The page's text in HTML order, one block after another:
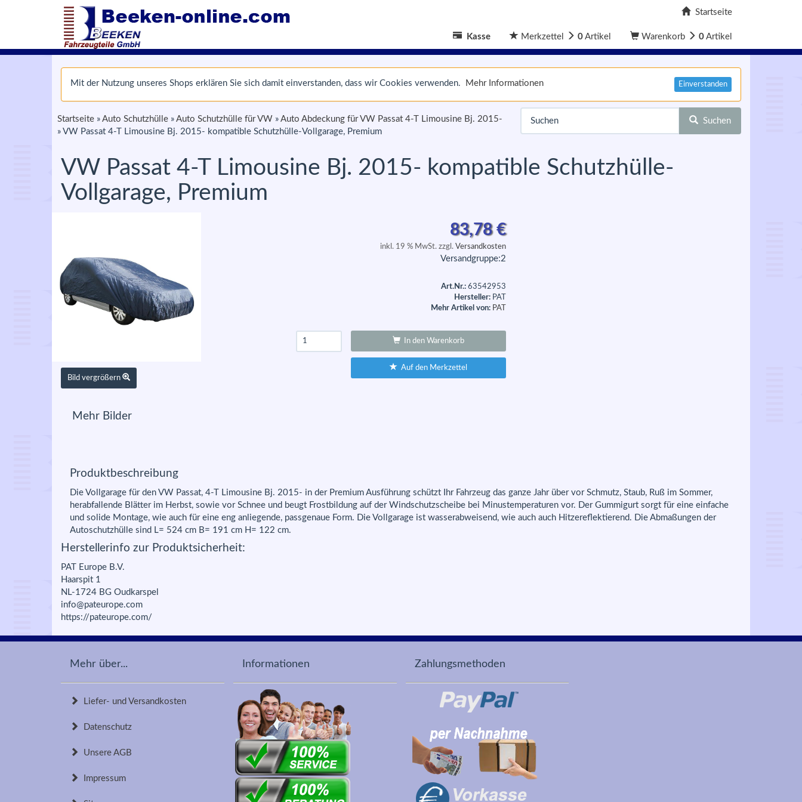
Startseite
Kasse Merkzettel 0 Artikel Warenkorb 0 Artikel
Mit der Nutzung unseres Shops erklären Sie sich damit einverstanden, dass wir Cookies verwenden. Mehr Informationen Einverstanden
Startseite » Auto Schutzhülle » Auto Schutzhülle für VW » Auto Abdeckung für VW Passat 4-T Limousine Bj. 2015-
» VW Passat 4-T Limousine Bj. 2015- kompatible Schutzhülle-Vollgarage, Premium
Suchen
VW Passat 4-T Limousine Bj. 2015- kompatible Schutzhülle-
Vollgarage, Premium
Bild vergrößern
83,78€
inkl. 19 % MwSt. zzgl. Versandkosten
Versandgruppe:2
Art.Nr.: 63542953
Hersteller: PAT
Mehr Artikel von: PAT
In den Warenkorb
Auf den Merkzettel
Mehr Bilder
Produktbeschreibung
Die Vollgarage für den VW Passat, 4-T Limousine Bj. 2015- in der Premium Ausführung schützt Ihr Fahrzeug das ganze Jahr über vor Schmutz, Staub, Ruß im Sommer,
herabfallende Blätter im Herbst, sowie vor Schnee und beugt Frostbildung auf der Windschutzscheibe bei Minustemperaturen vor. Der Gummigurt sorgt für eine einfache
und solide Montage, wie auch für eine eng anliegende, passgenaue Form. Die Vollgarage ist wasserabweisend, wie auch auch Hitzereflektierend. Die Abmaßungen der
Autoschutzhülle sind L= 524 cm B= 191 cm H= 122 cm.
Herstellerinfo zur Produktsicherheit:
PAT Europe B.V.
Haarspit 1
NL-1724 BG Oudkarspel
info@pateurope.com
https://pateurope.com/
Mehr über...
Liefer- und Versandkosten
Datenschutz
Unsere AGB
Impressum
Informationen Zahlungsmethoden